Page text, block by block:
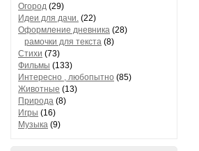
Огород (29)
Идеи для дачи. (22)
Оформление дневника (28)
рамочки для текста (8)
Стихи (73)
Фильмы (133)
Интересно , любопытно (85)
Животные (13)
Природа (8)
Игры (16)
Музыка (9)